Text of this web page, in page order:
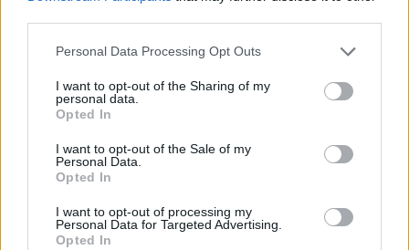
Personal Data Processing Opt Outs
I want to opt-out of the Sharing of my
personal data.
Opted In
I want to opt-out of the Sale of my
Personal Data.
Opted In
I want to opt-out of processing my
Personal Data for Targeted Advertising.
Opted In
ΠΟΛΙΤΙΚΗ 13.05.2026 18:56
PARAPOLITIKA NEWSROOM
Αποδέχομαι τους
και την πολιτική απορρήτου